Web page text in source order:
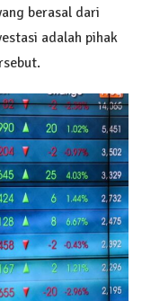
berasal dari
adalah pihak